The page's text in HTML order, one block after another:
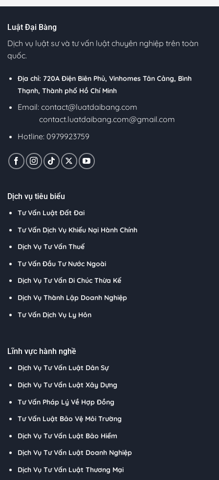
Luật Đại Bàng
Dịch vụ luật sư và tư vấn luật chuyên nghiệp trên toàn
quốc.
Địa chỉ: 720A Điện Biên Phủ, Vinhomes Tân Cảng, Bình
Thạnh, Thành phố Hồ Chí Minh
Email: contact@luatdaibang.com
contact.luatdaibang.com@gmail.com
Hotline: 0979923759
Dịch vụ tiêu biểu
Tư Vấn Luật Đất Đai
Tư Vấn Dịch Vụ Khiếu Nại Hành Chính
Dịch Vụ Tư Vấn Thuế
Tư Vấn Đầu Tư Nước Ngoài
Dịch Vụ Tư Vấn Di Chúc Thừa Kế
Dịch Vụ Thành Lập Doanh Nghiệp
Tư Vấn Dịch Vụ Ly Hôn
Lĩnh vực hành nghề
Dịch Vụ Tư Vấn Luật Dân Sự
Dịch Vụ Tư Vấn Luật Xây Dựng
Tư Vấn Pháp Lý Về Hợp Đồng
Tư Vấn Luật Bảo Vệ Môi Trường
Dịch Vụ Tư Vấn Luật Bảo Hiểm
Dịch Vụ Tư Vấn Luật Doanh Nghiệp
Dịch Vụ Tư Vấn Luật Thương Mại